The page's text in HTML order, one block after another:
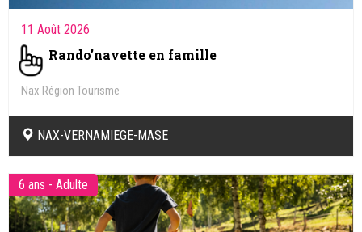
11 Août 2026
Rando’navette en famille
Nax Région Tourisme
NAX-VERNAMIEGE-MASE
6 ans - Adulte